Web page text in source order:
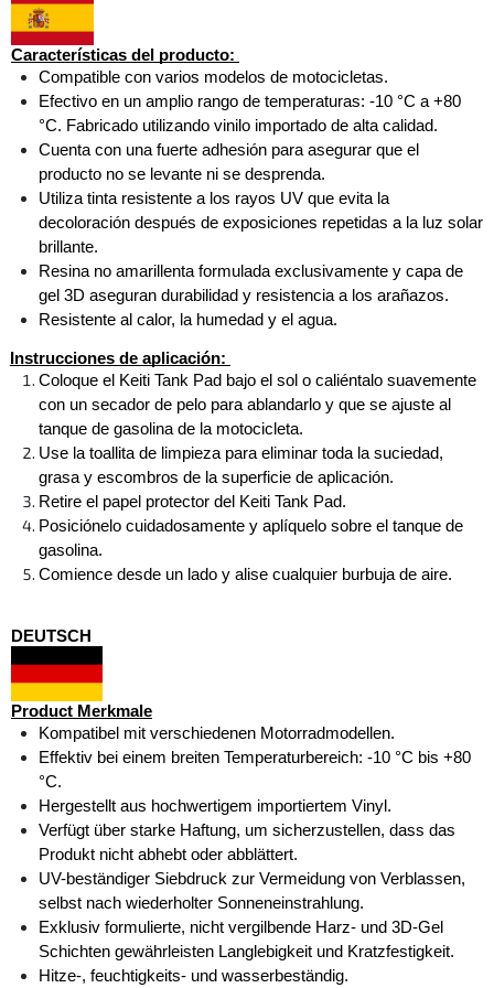
Características del producto:
Compatible con varios modelos de motocicletas.
Efectivo en un amplio rango de temperaturas: -10 °C a +80
°C. Fabricado utilizando vinilo importado de alta calidad.
Cuenta con una fuerte adhesión para asegurar que el
producto no se levante ni se desprenda.
Utiliza tinta resistente a los rayos UV que evita la
decoloración después de exposiciones repetidas a la luz solar
brillante.
Resina no amarillenta formulada exclusivamente y capa de
gel 3D aseguran durabilidad y resistencia a los arañazos.
Resistente al calor, la humedad y el agua.
Instrucciones de aplicación:
Coloque el Keiti Tank Pad bajo el sol o caliéntalo suavemente
con un secador de pelo para ablandarlo y que se ajuste al
tanque de gasolina de la motocicleta.
Use la toallita de limpieza para eliminar toda la suciedad,
grasa y escombros de la superficie de aplicación.
Retire el papel protector del Keiti Tank Pad.
Posiciónelo cuidadosamente y aplíquelo sobre el tanque de
gasolina.
Comience desde un lado y alise cualquier burbuja de aire.
DEUTSCH
Product Merkmale
Kompatibel mit verschiedenen Motorradmodellen.
Effektiv bei einem breiten Temperaturbereich: -10 °C bis +80
°C.
Hergestellt aus hochwertigem importiertem Vinyl.
Verfügt über starke Haftung, um sicherzustellen, dass das
Produkt nicht abhebt oder abblättert.
UV-beständiger Siebdruck zur Vermeidung von Verblassen,
selbst nach wiederholter Sonneneinstrahlung.
Exklusiv formulierte, nicht vergilbende Harz- und 3D-Gel
Schichten gewährleisten Langlebigkeit und Kratzfestigkeit.
Hitze-, feuchtigkeits- und wasserbeständig.